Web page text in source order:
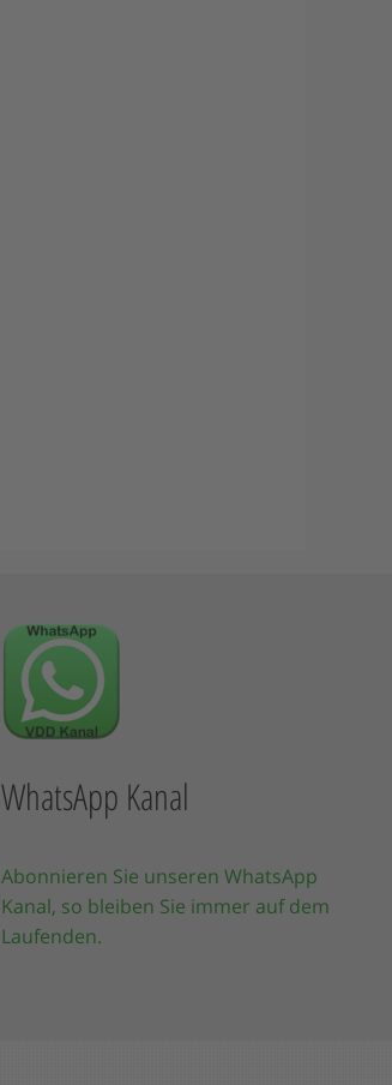
WhatsApp Kanal
Abonnieren Sie unseren WhatsApp
Kanal, so bleiben Sie immer auf dem
Laufenden.